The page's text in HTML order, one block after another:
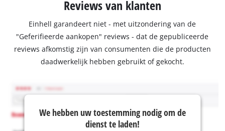
Reviews van klanten
Einhell garandeert niet - met uitzondering van de
"Geferifieerde aankopen" reviews - dat de gepubliceerde
reviews afkomstig zijn van consumenten die de producten
daadwerkelijk hebben gebruikt of gekocht.
We hebben uw toestemming nodig om de
dienst te laden!